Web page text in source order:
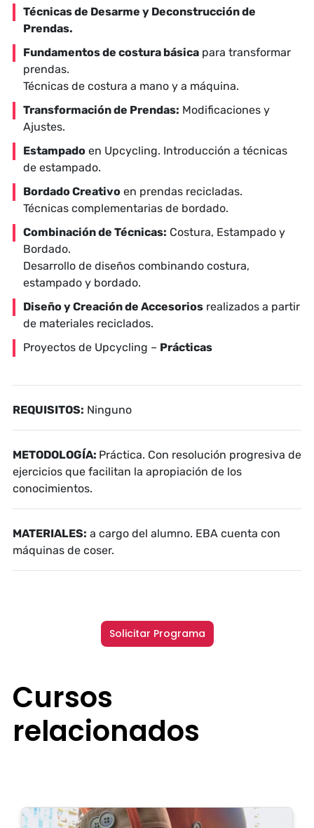
Técnicas de Desarme y Deconstrucción de
Prendas.
Fundamentos de costura básica para transformar
prendas.
Técnicas de costura a mano y a máquina.
Transformación de Prendas: Modificaciones y
Ajustes.
Estampado en Upcycling. Introducción a técnicas
de estampado.
Bordado Creativo en prendas recicladas.
Técnicas complementarias de bordado.
Combinación de Técnicas: Costura, Estampado y
Bordado.
Desarrollo de diseños combinando costura,
estampado y bordado.
Diseño y Creación de Accesorios realizados a partir
de materiales reciclados.
Proyectos de Upcycling – Prácticas
REQUISITOS: Ninguno
METODOLOGÍA: Práctica. Con resolución progresiva de
ejercicios que facilitan la apropiación de los
conocimientos.
MATERIALES: a cargo del alumno. EBA cuenta con
máquinas de coser.
Solicitar Programa
Cursos
relacionados